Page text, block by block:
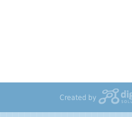
Created by